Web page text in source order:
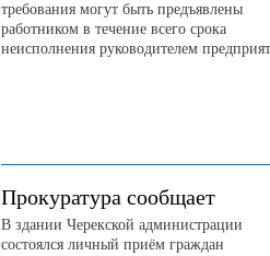
требования могут быть предъявлены
работником в течение всего срока
неисполнения руководителем
Прокуратура сообщает
В здании Черекской администрации
состоялся личный приём граждан